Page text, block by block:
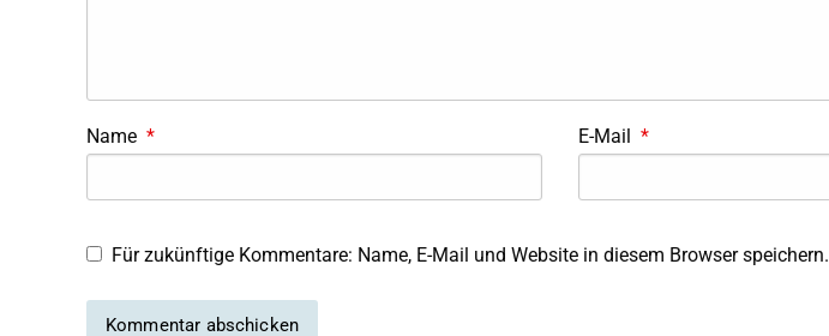
Name * E-Mail *
Für zukünftige Kommentare: Name, E-Mail und Website in diesem Browser speichern.